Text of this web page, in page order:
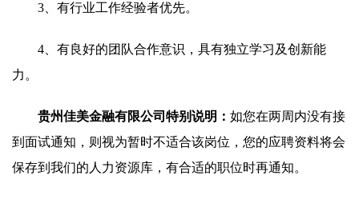
3、有行业工作经验者优先。
4、有良好的团队合作意识，具有独立学习及创新能
力。
贵州佳美金融有限公司特别说明： 如您在两周内没有接
到面试通知，则视为暂时不适合该岗位，您的应聘资料将会
保存到我们的人力资源库，有合适的职位时再通知。